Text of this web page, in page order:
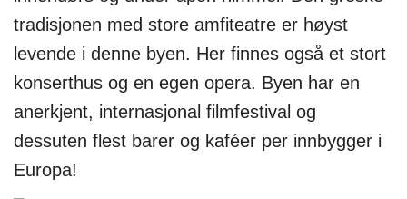
tradisjonen med store amfiteatre er høyst
levende i denne byen. Her finnes også et stort
konserthus og en egen opera. Byen har en
anerkjent, internasjonal filmfestival og
dessuten flest barer og kaféer per innbygger i
Europa!